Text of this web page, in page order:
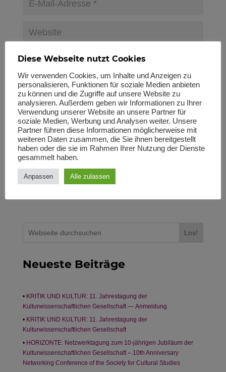
Name, E-Mail-Adresse und Website in diesem Browser für
Bitte gib eine Antwort in Ziffern ein:
vier + 5 =
Los!
Neueste Beiträge
KRITIK UND KULTUR: 11. Jahrestagung der
Kulturwissenschaftlichen Gesellschaft — Anmeldung
KRITIK UND KULTUR: 11. Jahrestagung der
Kulturwissenschaftlichen Gesellschaft
HORIZONTE: Netzwerktagung zum 10-jährigen Jubiläum der
Kulturwissenschaftlichen Gesellschaft – 10th Anniversary
Networking Conference of the Society for Cultural Studies
Diese Webseite nutzt Cookies
Wir verwenden Cookies, um Inhalte und Anzeigen zu
personalisieren, Funktionen für soziale Medien anbieten
zu können und die Zugriffe auf unsere Website zu
analysieren. Außerdem geben wir Informationen zu Ihrer
Verwendung unserer Website an unsere Partner für
soziale Medien, Werbung und Analysen weiter. Unsere
Partner führen diese Informationen möglicherweise mit
weiteren Daten zusammen, die Sie ihnen bereitgestellt
haben oder die sie im Rahmen Ihrer Nutzung der Dienste
gesammelt haben.
Anpassen Alle zulassen